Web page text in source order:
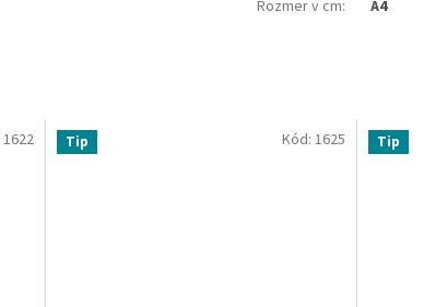
1622 Tip Kód: 1625 Tip
Rozmer v cm: A4